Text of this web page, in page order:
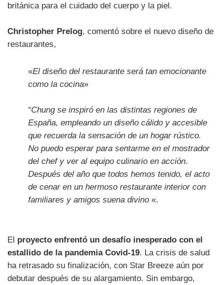
británica para el cuidado del cuerpo y la piel.
Christopher Prelog, comentó sobre el nuevo diseño de
restaurantes,
«El diseño del restaurante será tan emocionante
como la cocina»
“Chung se inspiró en las distintas regiones de
España, empleando un diseño cálido y accesible
que recuerda la sensación de un hogar rústico.
No puedo esperar para sentarme en el mostrador
del chef y ver al equipo culinario en acción.
Después del año que todos hemos tenido, el acto
de cenar en un hermoso restaurante interior con
familiares y amigos suena divino«.
El proyecto enfrentó un desafío inesperado con el
estallido de la pandemia Covid-19. La crisis de salud
ha retrasado su finalización, con Star Breeze aún por
debutar después de su alargamiento. Sin embargo,